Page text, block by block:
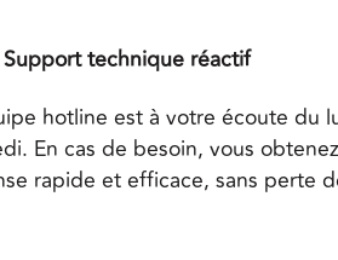
Support technique réactif
hotline est à votre écoute du
En cas de besoin, vous
rapide et efficace, sans perte